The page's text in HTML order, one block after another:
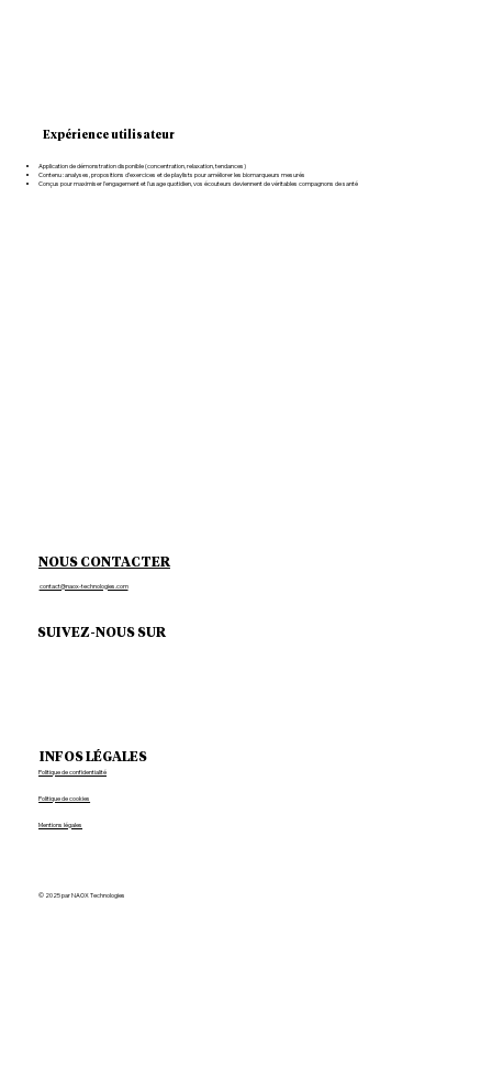
Expérience utilisateur
Application de démonstration disponible (concentration, relaxation, tendances)
Contenu : analyses, propositions d’exercices et de playlists pour améliorer les biomarqueurs mesurés
Conçus pour maximiser l'engagement et l'usage quotidien, vos écouteurs deviennent de véritables compagnons de santé
NOUS CONTACTER
contact@naox-technologies.com
SUIVEZ-NOUS SUR
INFOS LÉGALES
Politique de confidentialité
Politique de cookies
Mentions légales
© 2025 par NAOX Technologies